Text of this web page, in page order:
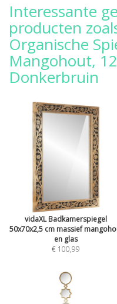
Interessante
producten
Organische
Mangohout,
Donkerbruin
vidaXL Badkamerspiegel
50x70x2,5 cm massief
en glas
€ 100,99